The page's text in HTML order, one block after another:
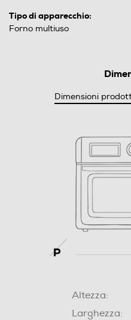
Tipo di apparecchio:
Forno multiuso
Dimensioni
Altezza:
Larghezza: